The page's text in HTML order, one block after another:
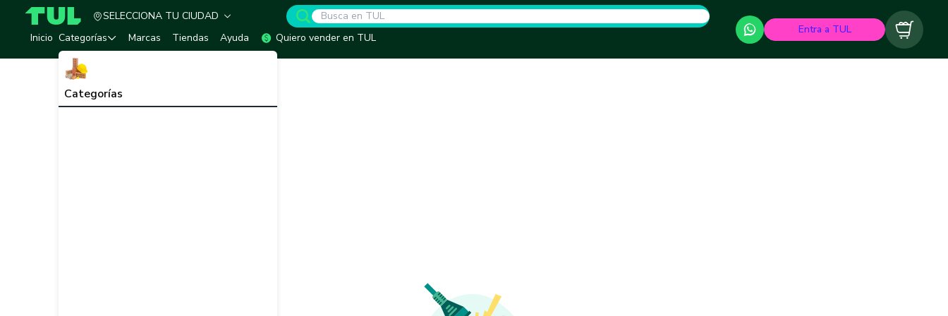
TUL - Tu Marketplace de Construcción
SELECCIONA TU CIUDAD
Inicio Categorías
Categorías
Marcas Tiendas Ayuda Quiero vender en TUL
Entra a TUL Carrito